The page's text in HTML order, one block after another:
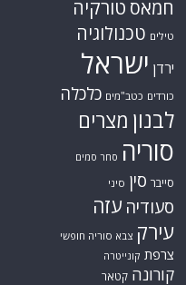
חמאס טורקיה
טילים טכנולוגיה
ירדן ישראל
כורדים כטב"מים כלכלה
לבנון מצרים
סוריה סחר סמים
סייבר סין סיני
סעודיה עזה
עירק צבא סוריה חופשי
צרפת קונייטרה
קורונה קטאר